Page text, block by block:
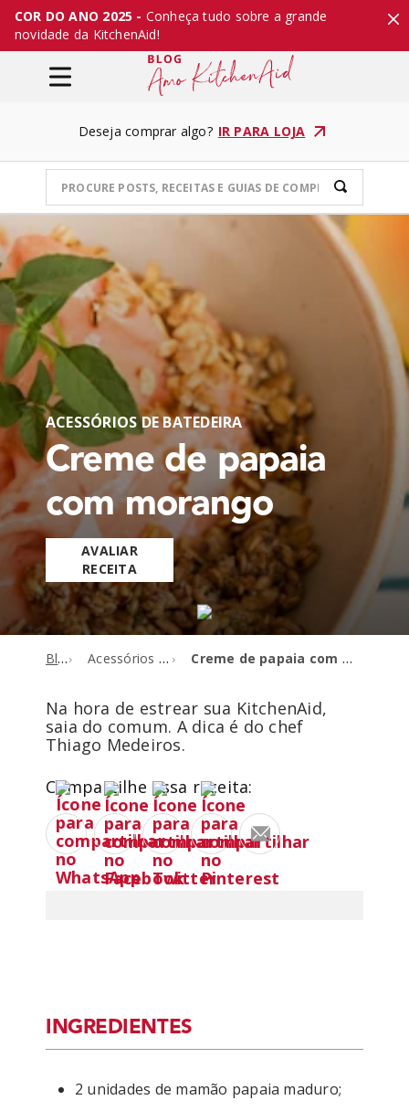
COR DO ANO 2025 - Conheça tudo sobre a grande
novidade da KitchenAid!
Deseja comprar algo? IR PARA LOJA
ACESSÓRIOS DE BATEDEIRA
Creme de papaia
com morango
AVALIAR
RECEITA
Blog Acessórios de batedeira Creme de papaia com morango
Na hora de estrear sua KitchenAid,
saia do comum. A dica é do chef
Thiago Medeiros.
Compartilhe essa receita:
INGREDIENTES
2 unidades de mamão papaia maduro;